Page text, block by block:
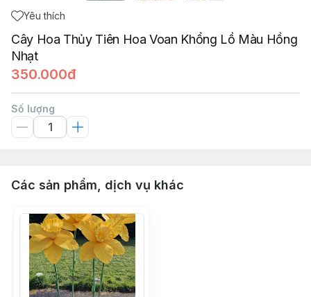
Yêu thích
Cây Hoa Thủy Tiên Hoa Voan Khổng Lồ Màu Hồng
Nhạt
350.000đ
Số lượng
Các sản phẩm, dịch vụ khác